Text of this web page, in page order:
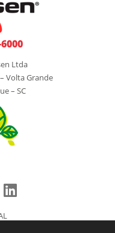
Ltda
Volta Grande
– SC